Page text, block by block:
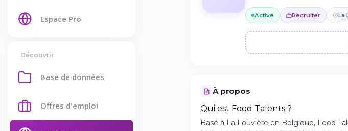
Espace Pro
Découvrir
Base de données
Offres d'emploi
Active Recruiter La
À propos
Qui est Food Talents ?
Basé à La Louvière en Belgique, Food